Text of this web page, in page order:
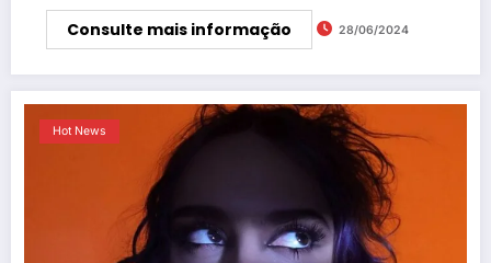
Consulte mais informação 28/06/2024
Hot News